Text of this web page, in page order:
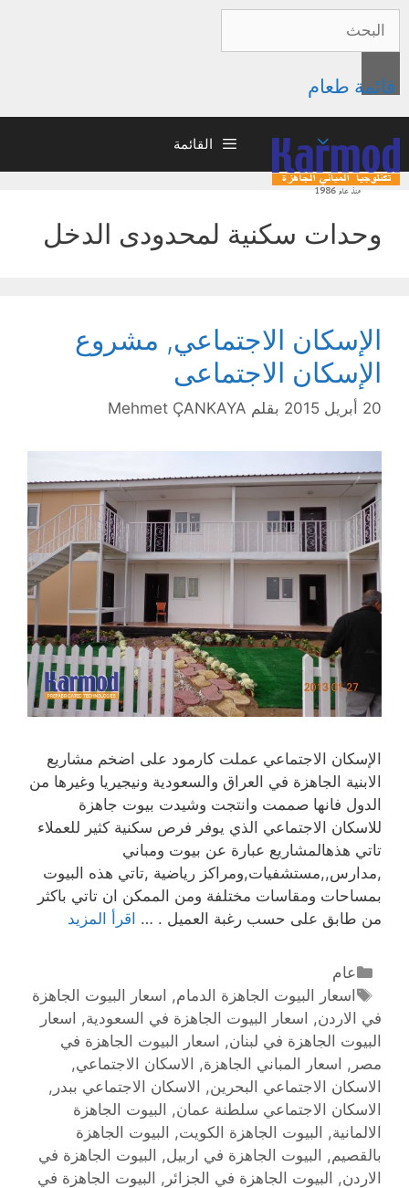
قائمة طعام
القائمة
وحدات سكنية لمحدودى الدخل
الإسكان الاجتماعي, مشروع
الإسكان الاجتماعى
20 أبريل 2015 بقلم Mehmet ÇANKAYA
الإسكان الاجتماعي عملت كارمود على اضخم مشاريع
الابنية الجاهزة في العراق والسعودية ونيجيريا وغيرها من
الدول فانها صممت وانتجت وشيدت بيوت جاهزة
للاسكان الاجتماعي الذي يوفر فرص سكنية كثير للعملاء
تاتي هذهالمشاريع عبارة عن بيوت ومباني
,مدارس,,مستشفيات,ومراكز رياضية ,تاتي هذه البيوت
بمساحات ومقاسات مختلفة ومن الممكن ان تاتي باكثر
من طابق على حسب رغبة العميل . … اقرأ المزيد
عام
اسعار البيوت الجاهزة الدمام, اسعار البيوت الجاهزة
في الاردن, اسعار البيوت الجاهزة في السعودية, اسعار
البيوت الجاهزة في لبنان, اسعار البيوت الجاهزة في
مصر, اسعار المباني الجاهزة, الاسكان الاجتماعي ,
الاسكان الاجتماعي البحرين, الاسكان الاجتماعي ببدر,
الاسكان الاجتماعي سلطنة عمان, البيوت الجاهزة
الالمانية, البيوت الجاهزة الكويت, البيوت الجاهزة
بالقصيم, البيوت الجاهزة في اربيل , البيوت الجاهزة في
الاردن, البيوت الجاهزة في الجزائر, البيوت الجاهزة في